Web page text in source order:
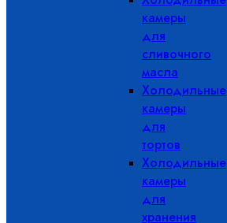
камеры
для
сливочного
масла
Холодильные
камеры
для
тортов
Холодильные
камеры
для
хранения